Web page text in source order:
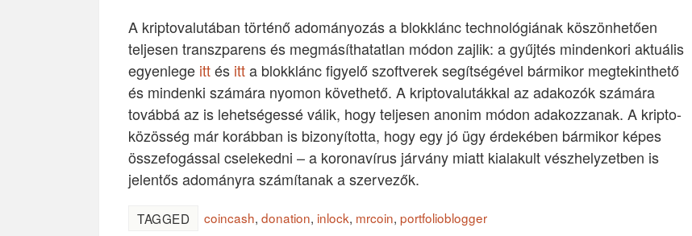
A kriptovalutában történő adományozás a blokklánc technológiának köszönhetően
teljesen transzparens és megmásíthatatlan módon zajlik: a gyűjtés mindenkori aktuális
egyenlege ittés itta blokklánc figyelő szoftverek segítségével bármikor megtekinthető
és mindenki számára nyomon követhető. A kriptovalutákkal az adakozók számára
továbbá az is lehetségessé válik, hogy teljesen anonim módon adakozzanak. A kripto-
közösség már korábban is bizonyította, hogy egy jó ügy érdekében bármikor képes
összefogással cselekedni – a koronavírus járvány miatt kialakult vészhelyzetben is
jelentős adományra számítanak a szervezők.
TAGGED coincash, donation, inlock, mrcoin, portfolioblogger